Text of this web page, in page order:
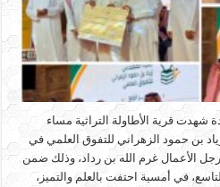
قرية الأطاولة التراثية مساء
بن حمود الزهراني للتفوق العلمي في
الأعمال غرم الله بن رداد، وذلك ضمن
في أمسية احتفت بالعلم والتميز،